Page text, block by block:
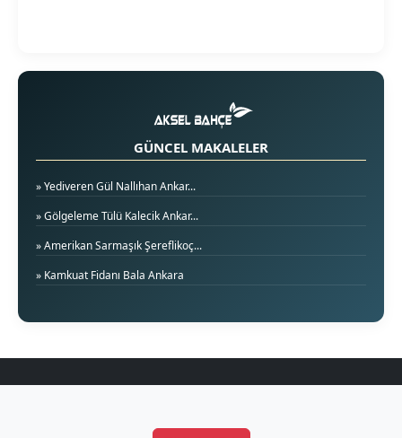
GÜNCEL MAKALELER
» Yediveren Gül Nallıhan Ankar...
» Gölgeleme Tülü Kalecik Ankar...
» Amerikan Sarmaşık Şereflikoç...
» Kamkuat Fidanı Bala Ankara